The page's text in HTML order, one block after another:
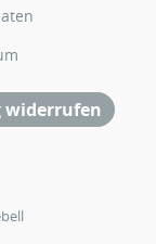
widerrufen